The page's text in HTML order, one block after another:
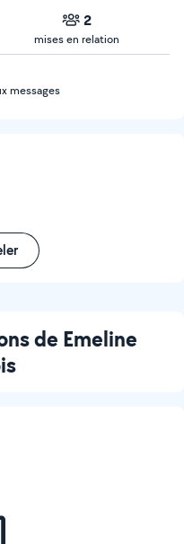
2
mises en relation
messages
de Emeline